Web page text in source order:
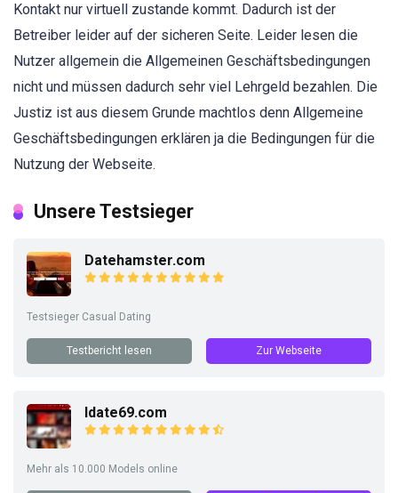
Kontakt nur virtuell zustande kommt. Dadurch ist der
Betreiber leider auf der sicheren Seite. Leider lesen die
Nutzer allgemein die Allgemeinen Geschäftsbedingungen
nicht und müssen dadurch sehr viel Lehrgeld bezahlen. Die
Justiz ist aus diesem Grunde machtlos denn Allgemeine
Geschäftsbedingungen erklären ja die Bedingungen für die
Nutzung der Webseite.
Unsere Testsieger
Datehamster.com
Testsieger Casual Dating
Testbericht lesen Zur Webseite
Idate69.com
Mehr als 10.000 Models online